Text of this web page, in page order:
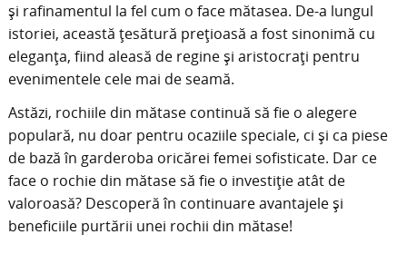
și rafinamentul la fel cum o face mătasea. De-a lungul
istoriei, această țesătură prețioasă a fost sinonimă cu
eleganța, fiind aleasă de regine și aristocrați pentru
evenimentele cele mai de seamă.
Astăzi, rochiile din mătase continuă să fie o alegere
populară, nu doar pentru ocaziile speciale, ci și ca piese
de bază în garderoba oricărei femei sofisticate. Dar ce
face o rochie din mătase să fie o investiție atât de
valoroasă? Descoperă în continuare avantajele și
beneficiile purtării unei rochii din mătase!